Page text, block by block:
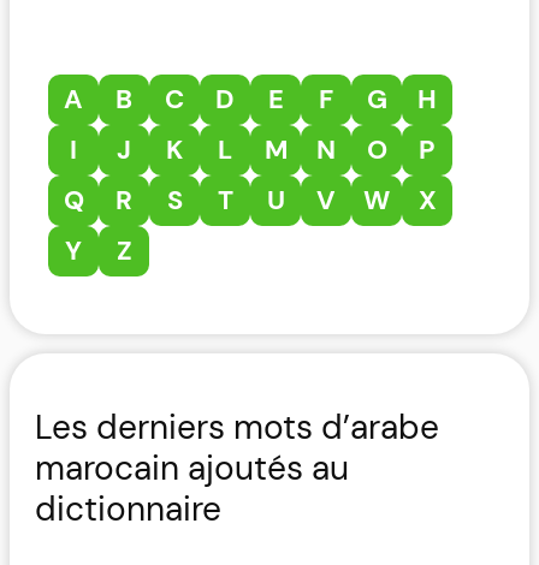
A B C D E F G
H
I
J K L M N O
P
Q
R S T U V W
X
Y
Z
Les derniers mots d’arabe
marocain ajoutés au
dictionnaire